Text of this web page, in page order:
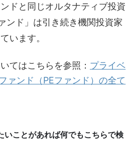
ドと同じオルタナティブ投資
ンド」は引き続き機関投資家
います。
てはこちらを参照： プライベ
ァンド（PEファンド）の全て
いことがあれば何でもこちらで検